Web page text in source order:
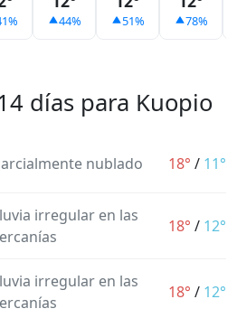
44% 51% 78%
días para Kuopio
nublado 18° / 11°
irregular en las
18° / 12°
irregular en las
18° / 12°